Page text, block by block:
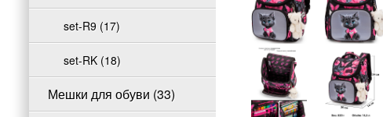
set-R9 (17)
set-RK (18)
Мешки для обуви (33)